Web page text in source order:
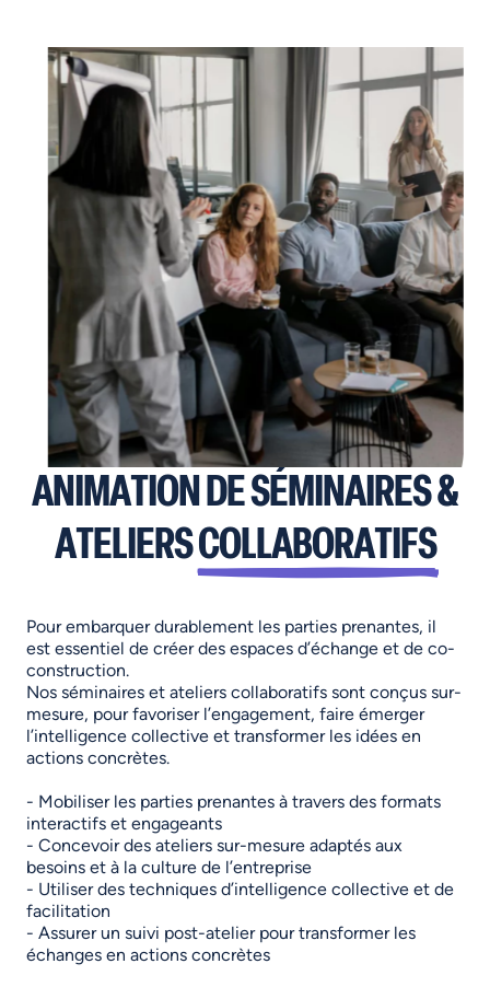
ANIMATION DE SÉMINAIRES &
ATELIERSCOLLABORATIFS
Pour embarquer durablement les parties prenantes, il
est essentiel de créer des espaces d’échange et de co-
construction.
Nos séminaires et ateliers collaboratifs sont conçus sur-
mesure, pour favoriser l’engagement, faire émerger
l’intelligence collective et transformer les idées en
actions concrètes.
- Mobiliser les parties prenantes à travers des formats
interactifs et engageants
- Concevoir des ateliers sur-mesure adaptés aux
besoins et à la culture de l’entreprise
- Utiliser des techniques d’intelligence collective et de
facilitation
- Assurer un suivi post-atelier pour transformer les
échanges en actions concrètes